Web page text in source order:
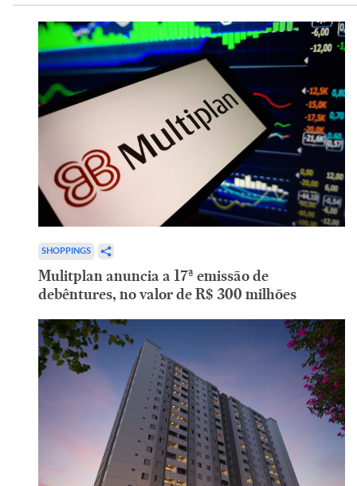
SHOPPINGS
Mulitplan anuncia a 17ª emissão de
debêntures, no valor de R$ 300 milhões